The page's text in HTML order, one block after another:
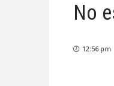
No
12:56 pm